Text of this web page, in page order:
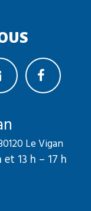
Le Vigan
13 h – 17 h